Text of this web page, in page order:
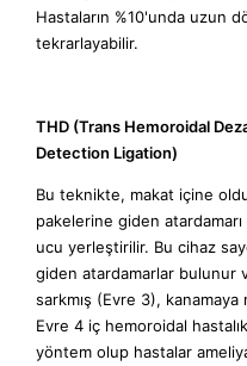
Hastaların %10'unda uzun
tekrarlayabilir.
THD (Trans Hemoroidal
Detection Ligation)
Bu teknikte, makat içine
pakelerine giden
ucu yerleştirilir. Bu cihaz
giden atardamarlar bulunur
sarkmış (Evre 3),
Evre 4 iç hemoroidal
yöntem olup hastalar